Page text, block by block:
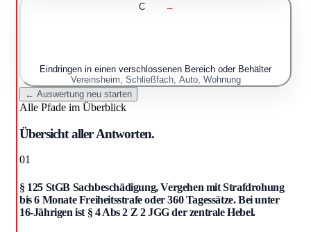
C →
Eindringen in einen verschlossenen Bereich oder Behälter
Vereinsheim, Schließfach, Auto, Wohnung
← Auswertung neu starten
Alle Pfade im Überblick
Übersicht aller Antworten.
01
§ 125 StGB Sachbeschädigung, Vergehen mit Strafdrohung
bis 6 Monate Freiheitsstrafe oder 360 Tagessätze. Bei unter
16-Jährigen ist § 4 Abs 2 Z 2 JGG der zentrale Hebel.